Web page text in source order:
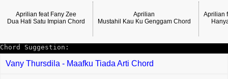
Aprilian feat Fany Zee
Dua Hati Satu Impian Chord
Aprilian
Mustahil Kau Ku Genggam Chord
Aprilian
Chord Suggestion:
Vany Thursdila - Maafku Tiada Arti Chord